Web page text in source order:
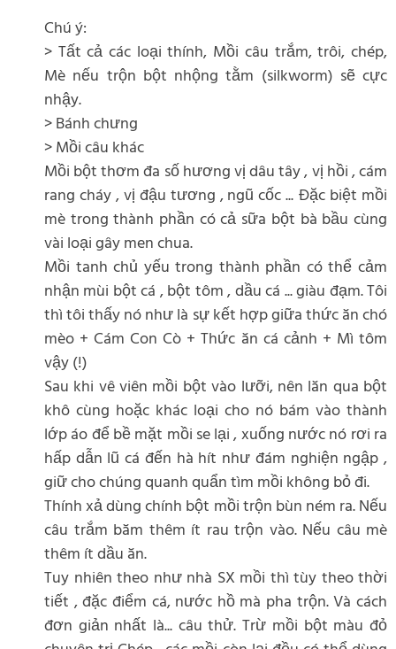
Chú ý:
> Tất cả các loại thính, Mồi câu trắm, trôi, chép,
Mè nếu trộn bột nhộng tằm (silkworm) sẽ cực
nhậy.
> Bánh chưng
> Mồi câu khác
Mồi bột thơm đa số hương vị dâu tây , vị hồi , cám
rang cháy , vị đậu tương , ngũ cốc ... Đặc biệt mồi
mè trong thành phần có cả sữa bột bà bầu cùng
vài loại gây men chua.
Mồi tanh chủ yếu trong thành phần có thể cảm
nhận mùi bột cá , bột tôm , dầu cá ... giàu đạm. Tôi
thì tôi thấy nó như là sự kết hợp giữa thức ăn chó
mèo + Cám Con Cò + Thức ăn cá cảnh + Mì tôm
vậy (!)
Sau khi vê viên mồi bột vào lưỡi, nên lăn qua bột
khô cùng hoặc khác loại cho nó bám vào thành
lớp áo để bề mặt mồi se lại , xuống nước nó rơi ra
hấp dẫn lũ cá đến hà hít như đám nghiện ngập ,
giữ cho chúng quanh quẩn tìm mồi không bỏ đi.
Thính xả dùng chính bột mồi trộn bùn ném ra. Nếu
câu trắm băm thêm ít rau trộn vào. Nếu câu mè
thêm ít dầu ăn.
Tuy nhiên theo như nhà SX mồi thì tùy theo thời
tiết , đặc điểm cá, nước hồ mà pha trộn. Và cách
đơn giản nhất là... câu thử. Trừ mồi bột màu đỏ